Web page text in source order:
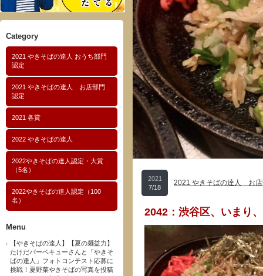
Category
2021 やきそばの達人 おうち部門
認定
2021 やきそばの達人 お店部門
認定
2021 各賞
2022 やきそばの達人
2022やきそばの達人認定・大賞
（5名）
2022やきそばの達人認定（100
名）
Menu
【やきそばの達人】【夏の麺益力】
たけだバーベキューさんと「やきそ
ばの達人」フォトコンテスト応募に
挑戦！夏野菜やきそばの写真を投稿
2021
7/18
2021 やきそばの達人 お店
2042：渋谷区、いまり